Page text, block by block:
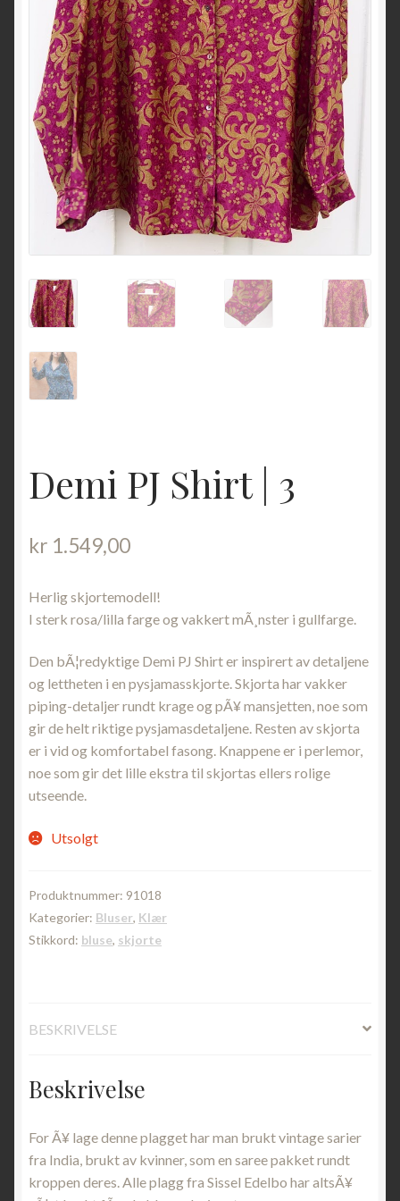
Demi PJ Shirt | 3
kr 1.549,00
Herlig skjortemodell!
I sterk rosa/lilla farge og vakkert mÃ¸nster i gullfarge.
Den bÃ¦redyktige Demi PJ Shirt er inspirert av detaljene
og lettheten i en pysjamasskjorte. Skjorta har vakker
piping-detaljer rundt krage og pÃ¥ mansjetten, noe som
gir de helt riktige pysjamasdetaljene. Resten av skjorta
er i vid og komfortabel fasong. Knappene er i perlemor,
noe som gir det lille ekstra til skjortas ellers rolige
utseende.
Utsolgt
Produktnummer: 91018
Kategorier: Bluser, Klær
Stikkord: bluse, skjorte
BESKRIVELSE
Beskrivelse
For Ã¥ lage denne plagget har man brukt vintage sarier
fra India, brukt av kvinner, som en saree pakket rundt
kroppen deres. Alle plagg fra Sissel Edelbo har altsÃ¥